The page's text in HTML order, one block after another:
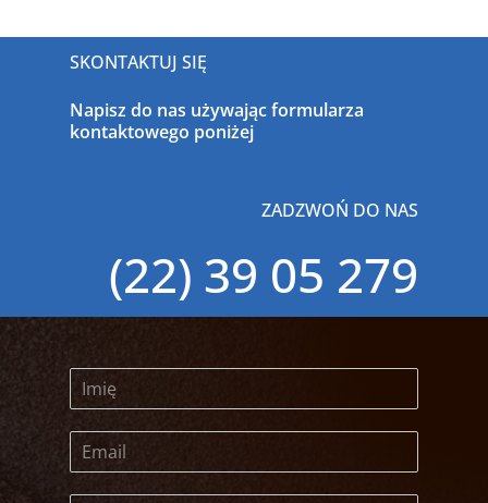
SKONTAKTUJ SIĘ
Napisz do nas używając formularza
kontaktowego poniżej
ZADZWOŃ DO NAS
(22) 39 05 279